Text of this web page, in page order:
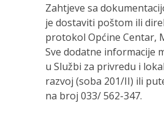
Zahtjeve sa
je dostaviti poštom ili
protokol Općine Centar,
Sve dodatne informacije
u Službi za privredu i
razvoj (soba 201/II) ili
na broj 033/ 562-347.